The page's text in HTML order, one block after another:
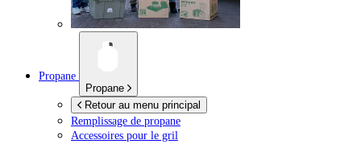
Propane
Propane
Retour au menu principal
Remplissage de propane
Accessoires pour le gril